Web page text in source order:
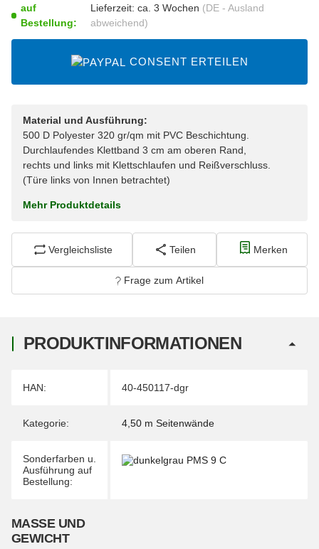
auf
Bestellung:
Lieferzeit: ca. 3 Wochen (DE - Ausland
abweichend)
CONSENT ERTEILEN
Material und Ausführung:
500 D Polyester 320 gr/qm mit PVC Beschichtung.
Durchlaufendes Klettband 3 cm am oberen Rand,
rechts und links mit Klettschlaufen und Reißverschluss.
(Türe links von Innen betrachtet)
Mehr Produktdetails
Vergleichsliste Teilen Merken
Frage zum Artikel
PRODUKTINFORMATIONEN
Produkteigenschaft
Wert
HAN: 40-450117-dgr
Kategorie: 4,50 m Seitenwände
Sonderfarben u.
Ausführung auf
Bestellung:
MASSE UND G
EWICHT